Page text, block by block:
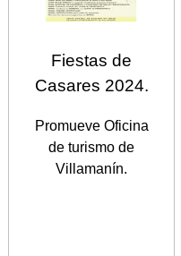
Fiestas de
Casares 2024.
Promueve Oficina
de turismo de
Villamanín.